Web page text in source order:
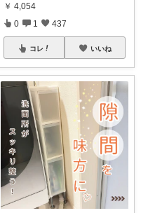
￥ 4,054
0 1 437
コレ いいね